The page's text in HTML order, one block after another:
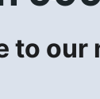
to our